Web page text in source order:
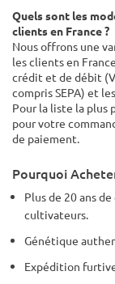
Quels sont les
clients en France ?
Nous offrons une
les clients en
crédit et de débit
compris SEPA) et
Pour la liste la plus
pour votre
de paiement.
Pourquoi
Plus de 20 ans
cultivateurs.
Génétique
Expédition